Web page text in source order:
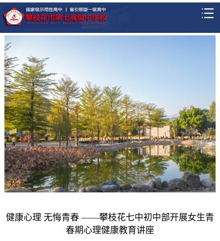
健康心理 无悔青春 ——攀枝花七中初中部开展女生青
春期心理健康教育讲座